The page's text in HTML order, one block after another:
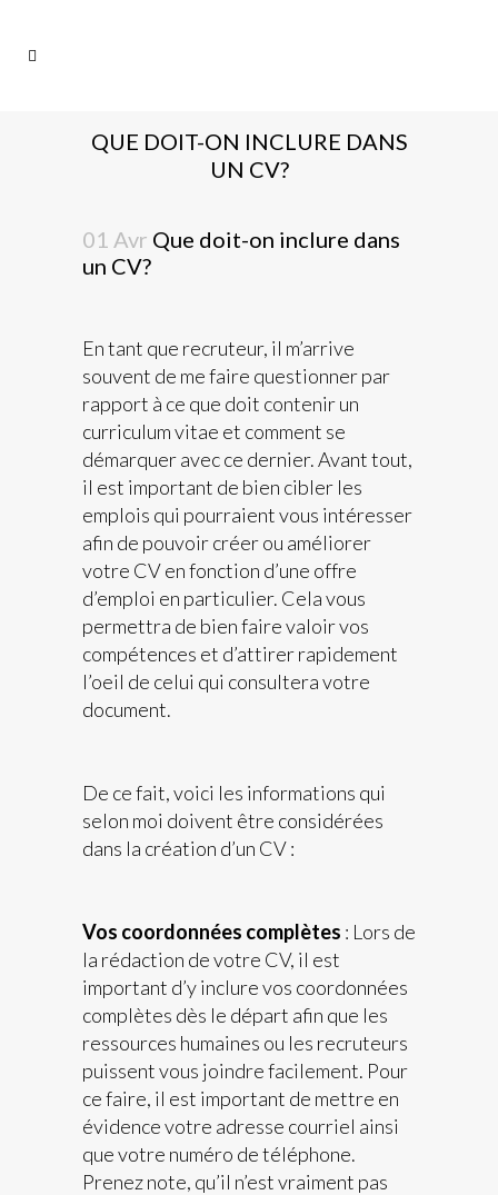
QUE DOIT-ON INCLURE DANS
UN CV?
01 Avr Que doit-on inclure dans
un CV?
En tant que recruteur, il m’arrive
souvent de me faire questionner par
rapport à ce que doit contenir un
curriculum vitae et comment se
démarquer avec ce dernier. Avant tout,
il est important de bien cibler les
emplois qui pourraient vous intéresser
afin de pouvoir créer ou améliorer
votre CV en fonction d’une offre
d’emploi en particulier. Cela vous
permettra de bien faire valoir vos
compétences et d’attirer rapidement
l’oeil de celui qui consultera votre
document.
De ce fait, voici les informations qui
selon moi doivent être considérées
dans la création d’un CV :
Vos coordonnées complètes : Lors de
la rédaction de votre CV, il est
important d’y inclure vos coordonnées
complètes dès le départ afin que les
ressources humaines ou les recruteurs
puissent vous joindre facilement. Pour
ce faire, il est important de mettre en
évidence votre adresse courriel ainsi
que votre numéro de téléphone.
Prenez note, qu’il n’est vraiment pas